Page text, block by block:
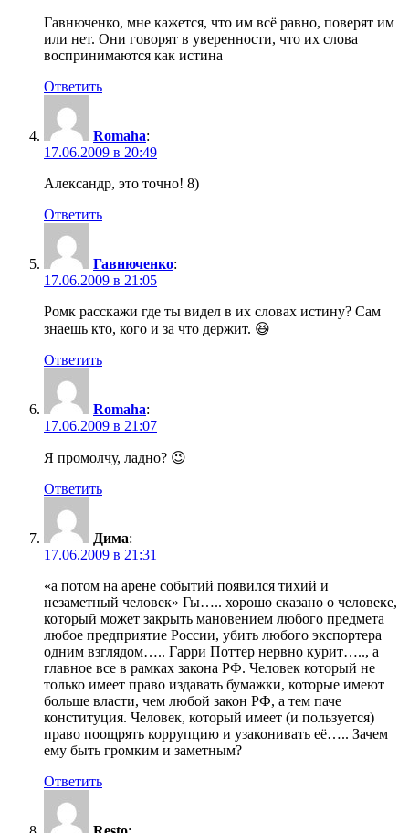
Гавнюченко, мне кажется, что им всё равно, поверят им
или нет. Они говорят в уверенности, что их слова
воспринимаются как истина
Ответить
Romaha:
17.06.2009 в 20:49
Александр, это точно! 8)
Ответить
Гавнюченко:
17.06.2009 в 21:05
Ромк расскажи где ты видел в их словах истину? Сам
знаешь кто, кого и за что держит. 😆
Ответить
Romaha:
17.06.2009 в 21:07
Я промолчу, ладно? 😉
Ответить
Дима:
17.06.2009 в 21:31
«а потом на арене событий появился тихий и
незаметный человек» Гы….. хорошо сказано о человеке,
который может закрыть мановением любого предмета
любое предприятие России, убить любого экспортера
одним взглядом….. Гарри Поттер нервно курит….., а
главное все в рамках закона РФ. Человек который не
только имеет право издавать бумажки, которые имеют
больше власти, чем любой закон РФ, а тем паче
конституция. Человек, который имеет (и пользуется)
право поощрять коррупцию и узаконивать её….. Зачем
ему быть громким и заметным?
Ответить